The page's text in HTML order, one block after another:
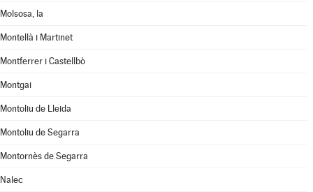
Molsosa, la
Montellà i Martinet
Montferrer i Castellbò
Montgai
Montoliu de Lleida
Montoliu de Segarra
Montornès de Segarra
Nalec